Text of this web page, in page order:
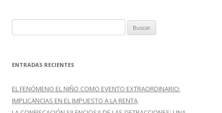
u
c
r
:
ENTRADAS RECIENTES
EL FENÓMENO EL NIÑO COMO EVENTO EXTRAORDINARIO:
IMPLICANCIAS EN EL IMPUESTO A LA RENTA